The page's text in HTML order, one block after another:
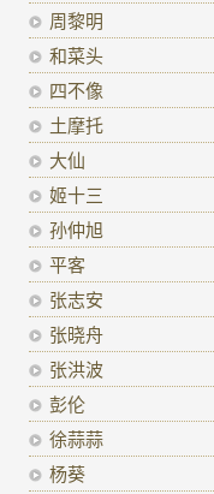
周黎明
和菜头
四不像
土摩托
大仙
姬十三
孙仲旭
平客
张志安
张晓舟
张洪波
彭伦
徐蒜蒜
杨葵